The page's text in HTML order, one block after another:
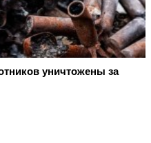
уничтожены за